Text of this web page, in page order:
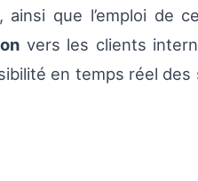
ainsi que l’emploi de
vers les clients
en temps réel